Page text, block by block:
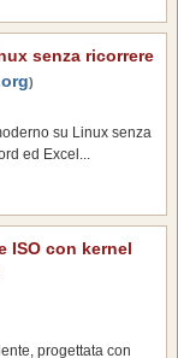
senza ricorrere
)
su Linux senza
ed Excel...
ISO con kernel
progettata con